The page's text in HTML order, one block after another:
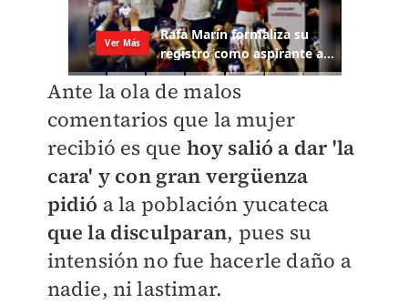
Ante la ola de malos
comentarios que la mujer
recibió es que hoy salió a dar 'la
cara' y con gran vergüenza
pidió a la población yucateca
que la disculparan, pues su
intensión no fue hacerle daño a
nadie, ni lastimar.